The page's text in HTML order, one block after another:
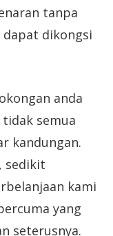
tanpa
dikongsi
anda
semua
kandungan.
sedikit
kami
yang
seterusnya.